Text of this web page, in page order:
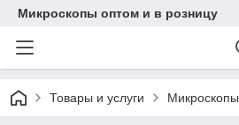
Микроскопы оптом и в розницу
Товары и услуги Микроскопы